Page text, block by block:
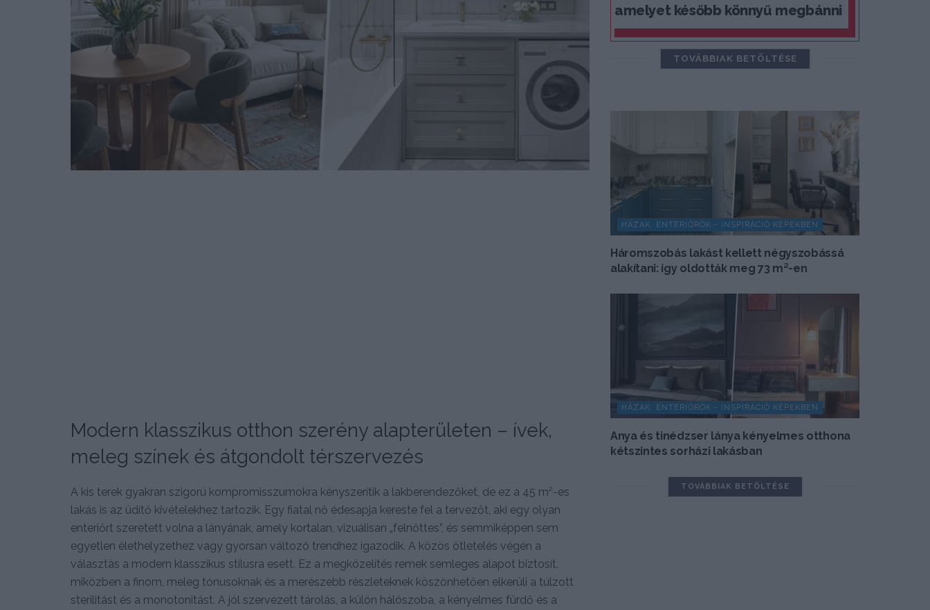
Modern klasszikus otthon szerény alapterületen – ívek,
meleg színek és átgondolt térszervezés
A kis terek gyakran szigorú kompromisszumokra kényszerítik a lakberendezőket, de ez a 45 m²-es
lakás is az üdítő kivételekhez tartozik. Egy fiatal nő édesapja kereste fel a tervezőt, aki egy olyan
enteriőrt szeretett volna a lányának, amely kortalan, vizuálisan „felnőttes”, és semmiképpen sem
egyetlen élethelyzethez vagy gyorsan változó trendhez igazodik. A közös ötletelés végén a
választás a modern klasszikus stílusra esett. Ez a megközelítés remek semleges alapot biztosít,
miközben a finom, meleg tónusoknak és a merészebb részleteknek köszönhetően elkerüli a túlzott
sterilitást és a monotonitást. A jól szervezett tárolás, a külön hálószoba, a kényelmes fürdő és a
amelyet később könnyű megbánni
TOVÁBBIAK BETÖLTÉSE
HÁZAK, ENTERIŐRÖK - INSPIRÁCIÓ KÉPEKBEN
Háromszobás lakást kellett négyszobássá
alakítani: így oldották meg 73 m²-en
HÁZAK, ENTERIŐRÖK - INSPIRÁCIÓ KÉPEKBEN
Anya és tinédzser lánya kényelmes otthona
kétszintes sorházi lakásban
TOVÁBBIAK BETÖLTÉSE